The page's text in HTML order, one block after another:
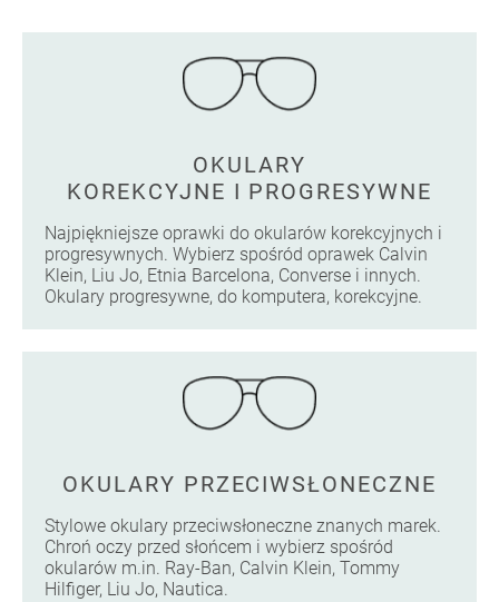
OKULARY
KOREKCYJNE I PROGRESYWNE
Najpiękniejsze oprawki do okularów korekcyjnych i
progresywnych. Wybierz spośród oprawek Calvin
Klein, Liu Jo, Etnia Barcelona, Converse i innych.
Okulary progresywne, do komputera, korekcyjne.
OKULARY PRZECIWSŁONECZNE
Stylowe okulary przeciwsłoneczne znanych marek.
Chroń oczy przed słońcem i wybierz spośród
okularów m.in. Ray-Ban, Calvin Klein, Tommy
Hilfiger, Liu Jo, Nautica.